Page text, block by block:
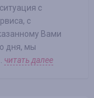
с
с
Вами
дня, мы
читать далее